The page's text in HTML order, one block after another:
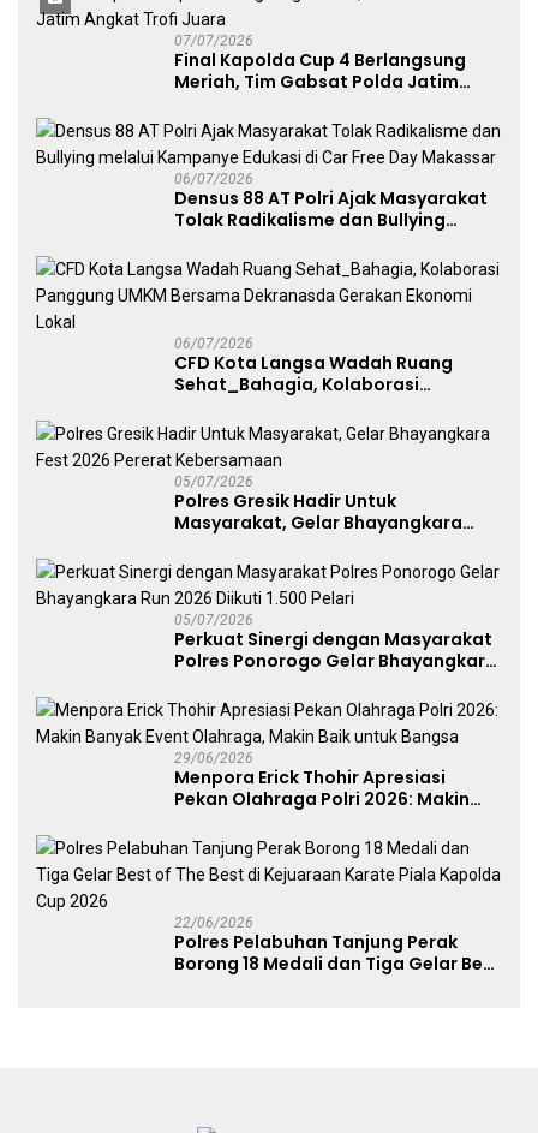
07/07/2026
Final Kapolda Cup 4 Berlangsung
Meriah, Tim Gabsat Polda Jatim
06/07/2026
Densus 88 AT Polri Ajak Masyarakat
Tolak Radikalisme dan Bullying
Free Day Makassar
06/07/2026
CFD Kota Langsa Wadah Ruang
Sehat_Bahagia, Kolaborasi
Dekranasda Gerakan Ekonomi Lokal
05/07/2026
Polres Gresik Hadir Untuk
Masyarakat, Gelar Bhayangkara
05/07/2026
Perkuat Sinergi dengan Masyarakat
Polres Ponorogo Gelar Bhayangkara
29/06/2026
Menpora Erick Thohir Apresiasi
Pekan Olahraga Polri 2026: Makin
untuk Bangsa
22/06/2026
Polres Pelabuhan Tanjung Perak
Borong 18 Medali dan Tiga Gelar Best